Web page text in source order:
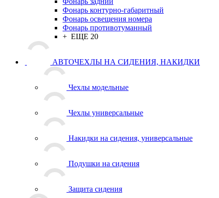
Фонарь контурно-габаритный
Фонарь освещения номера
Фонарь противотуманный
+ ЕЩЕ 20
АВТОЧЕХЛЫ НА СИДЕНИЯ, НАКИДКИ
Чехлы модельные
Чехлы универсальные
Накидки на сидения, универсальные
Подушки на сидения
Защита сидения